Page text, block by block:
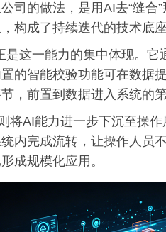
司的做法，是用AI去“缝
构成了持续迭代的技术底
是这一能力的集中体现。
的智能校验功能可在数据
，前置到数据进入系统的
将AI能力进一步下沉至操
内完成流转，让操作人员
成规模化应用。